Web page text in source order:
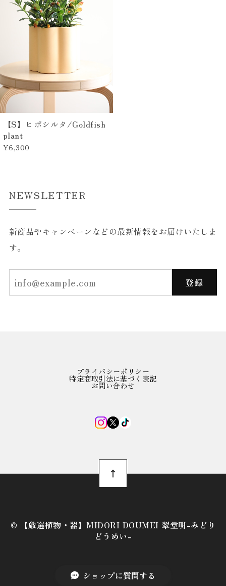
【S】ヒポシルタ/Goldfish
plant
¥6,300
NEWSLETTER
新商品やキャンペーンなどの最新情報をお届けいたしま
す。
登録
プライバシーポリシー
特定商取引法に基づく表記
お問い合わせ
©︎ 【厳選植物・器】MIDORI DOUMEI 翠堂明-みどり
どうめい-
ショップに質問する